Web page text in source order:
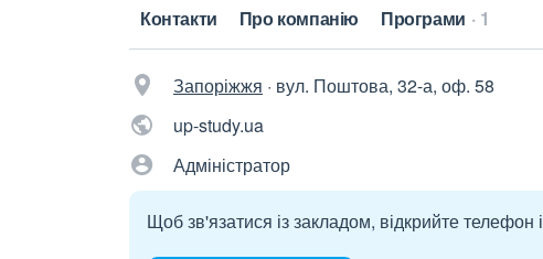
Контакти Про компанію Програми 1
Запоріжжя · вул. Поштова, 32-а, оф. 58
up-study.ua
Адміністратор
Щоб зв'язатися із закладом, відкрийте телефон